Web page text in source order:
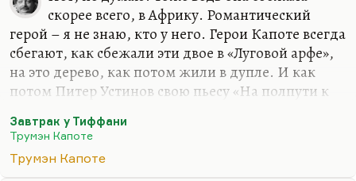
скорее всего, в Африку. Романтический
герой – я не знаю, кто у него. Герои Капоте всегда
сбегают, как сбежали эти двое в «Луговой арфе»,
на это дерево, как потом жили в дупле. И как
потом Питер Устинов свою пьесу «На полпути к
американский старец уходить жить в дупло.
Последняя лучшая роль Плятта.
Завтрак у Тиффани
Трумэн Капоте
Трумэн Капоте